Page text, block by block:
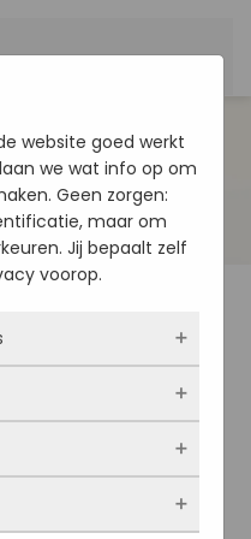
website goed werkt
we wat info op om
Geen zorgen:
maar om
Jij bepaalt zelf
voorop.
dat de website
altijd actief en
Meestal worden
doet, zoals
of je
vaak onze site
vandaan
zijn. Zo
voorkeuren.